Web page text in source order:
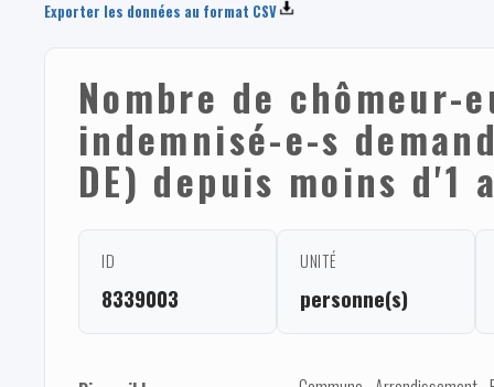
Exporter les données au format CSV
Nombre de chômeur-
indemnisé-e-s
DE) depuis moins d'1
ID
8339003
UNITÉ
personne(s)